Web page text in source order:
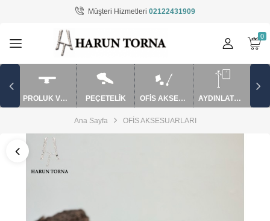
Müşteri Hizmetleri 02122431909
Tüm Kategoriler
AYDINLATMA / EV AKSESUARLARI
BARDAK VE SAKSI
MUM SÖNDÜRME VE APARATLAR
mutfak ürünler
PROLUK VE APARATLAR PEÇETELİK OFİS AKSESUARLARI AYDINLATMA / EV AKSESUARLARI
Ana Sayfa OFİS AKSESUARLARI